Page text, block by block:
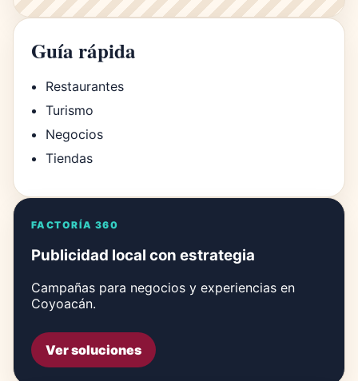
Guía rápida
Restaurantes
Turismo
Negocios
Tiendas
FACTORÍA 360
Publicidad local con estrategia
Campañas para negocios y experiencias en
Coyoacán.
Ver soluciones